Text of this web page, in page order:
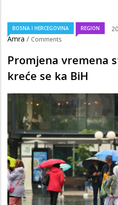
BOSNA I HERCEGOVINA REGION
Amra / Comments
Promjena vremena
kreće se ka BiH